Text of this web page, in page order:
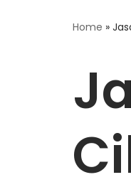
Home »